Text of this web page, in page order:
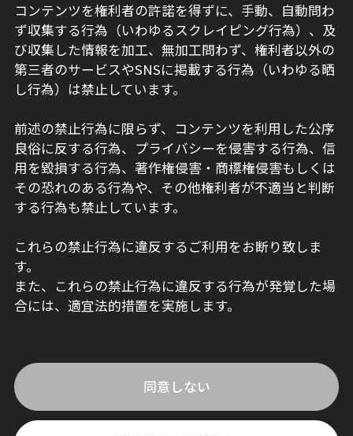
コンテンツを権利者の許諾を得ずに、手動、自動問わ
ず収集する行為（いわゆるスクレイピング行為）、及
び収集した情報を加工、無加工問わず、権利者以外の
第三者のサービスやSNSに掲載する行為（いわゆる晒
し行為）は禁止しています。
前述の禁止行為に限らず、コンテンツを利用した公序
良俗に反する行為、プライバシーを侵害する行為、信
用を毀損する行為、著作権侵害・商標権侵害もしくは
その恐れのある行為や、その他権利者が不適当と判断
する行為も禁止しています。
これらの禁止行為に違反するご利用をお断り致しま
す。
また、これらの禁止行為に違反する行為が発覚した場
合には、適宜法的措置を実施します。
同意しない